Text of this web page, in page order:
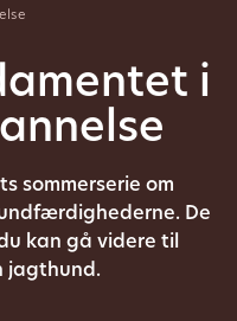
i
sommerserie om
De
kan gå videre til
jagthund.